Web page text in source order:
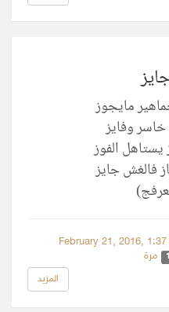
مايجوز
وفايز
يستاهل الفوز
فالغش جايز
مرة
المزيد